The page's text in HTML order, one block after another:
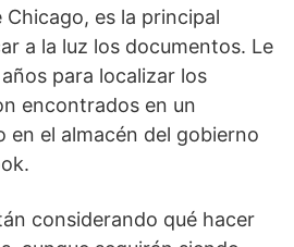
es la principal
a la luz los documentos. Le
para localizar los
encontrados en un
en el almacén del gobierno
considerando qué hacer